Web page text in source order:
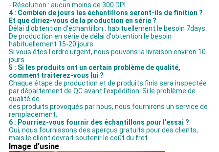
- Résolution : aucun moins de 300 DPI.
4 : Combien de jours les échantillons seront-ils de finition ?
Et que diriez-vous de la production en série ?
Délai d'obtention d'échantillon : habituellement le besoin 7days.
De production en série de délai d'obtention le besoin
habituellement 15-20 jours
Si vous êtes l'ordre urgent, nous pouvons la livraison environ 10
jours.
5 : Si les produits ont un certain problème de qualité,
comment traiterez-vous lui ?
Chaque étape de production et de produits finis sera inspectée
par département de QC avant l'expédition. Si le problème de
qualité de
des produits provoqués par nous, nous fournirons un service de
remplacement.
6 : Pourriez-vous fournir des échantillons pour l'essai ?
Oui, nous fournissons des aperçus gratuits pour des clients,
mais le client devrait soutenir le coût du fret.
Image d'usine